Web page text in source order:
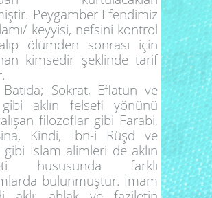
Peygamber Efendimiz
keyyisi, nefsini kontrol
ölümden sonrası için
kimsedir şeklinde tarif
Batıda; Sokrat, Eflatun ve
aklın felsefi yönünü
filozoflar gibi Farabi,
Kindi, İbn-i Rüşd ve
gibi İslam alimleri de aklın
hususunda farklı
bulunmuştur. İmam